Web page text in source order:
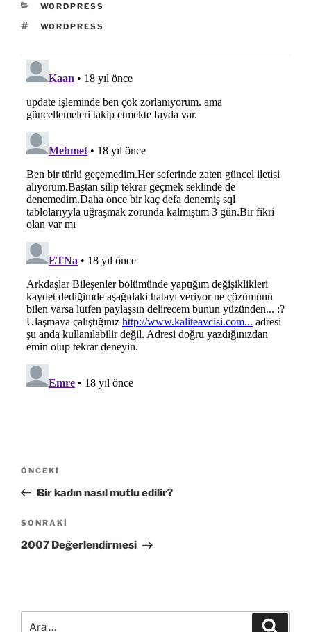
KATEGORILER
WORDPRESS
ETIKETLER
WORDPRESS
Yazı
Önceki
Yazı
ÖNCEKI
Bir kadın nasıl mutlu edilir?
Sonraki
Yazı
SONRAKI
2007 Değerlendirmesi